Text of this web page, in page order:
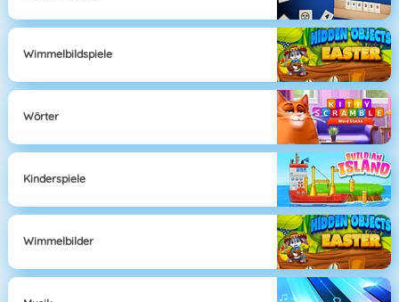
Wimmelbildspiele
Wörter
Kinderspiele
Wimmelbilder